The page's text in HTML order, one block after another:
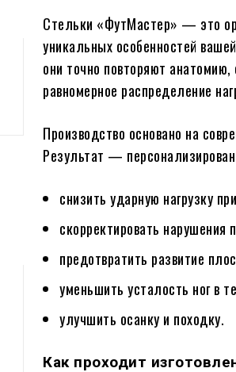
Стельки «ФутМастер» — это
уникальных особенностей
они точно повторяют
равномерное распределение
Производство основано на
Результат —
снизить ударную нагрузку
скорректировать нарушения
предотвратить развитие
уменьшить усталость ног в
улучшить осанку и походку.
Как проходит